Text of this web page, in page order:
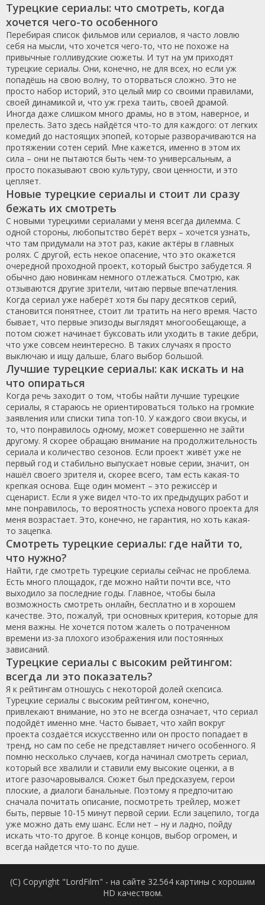
Турецкие сериалы: что смотреть, когда
хочется чего-то особенного
Перебирая список фильмов или сериалов, я часто ловлю
себя на мысли, что хочется чего-то, что не похоже на
привычные голливудские сюжеты. И тут на ум приходят
турецкие сериалы. Они, конечно, не для всех, но если уж
попадёшь на свою волну, то оторваться сложно. Это не
просто набор историй, это целый мир со своими правилами,
своей динамикой и, что уж греха таить, своей драмой.
Иногда даже слишком много драмы, но в этом, наверное, и
прелесть. Зато здесь найдётся что-то для каждого: от легких
комедий до настоящих эпопей, которые разворачиваются на
протяжении сотен серий. Мне кажется, именно в этом их
сила – они не пытаются быть чем-то универсальным, а
просто показывают свою культуру, свои ценности, и это
цепляет.
Новые турецкие сериалы и стоит ли сразу
бежать их смотреть
С новыми турецкими сериалами у меня всегда дилемма. С
одной стороны, любопытство берёт верх – хочется узнать,
что там придумали на этот раз, какие актёры в главных
ролях. С другой, есть некое опасение, что это окажется
очередной проходной проект, который быстро забудется. Я
обычно даю новинкам немного отлежаться. Смотрю, как
отзываются другие зрители, читаю первые впечатления.
Когда сериал уже наберёт хотя бы пару десятков серий,
становится понятнее, стоит ли тратить на него время. Часто
бывает, что первые эпизоды выглядят многообещающе, а
потом сюжет начинает буксовать или уходить в такие дебри,
что уже совсем неинтересно. В таких случаях я просто
выключаю и ищу дальше, благо выбор большой.
Лучшие турецкие сериалы: как искать и на
что опираться
Когда речь заходит о том, чтобы найти лучшие турецкие
сериалы, я стараюсь не ориентироваться только на громкие
заявления или списки типа топ-10. У каждого свои вкусы, и
то, что понравилось одному, может совершенно не зайти
другому. Я скорее обращаю внимание на продолжительность
сериала и количество сезонов. Если проект живёт уже не
первый год и стабильно выпускает новые серии, значит, он
нашёл своего зрителя и, скорее всего, там есть какая-то
крепкая основа. Еще один момент – это режиссёр и
сценарист. Если я уже видел что-то их предыдущих работ и
мне понравилось, то вероятность успеха нового проекта для
меня возрастает. Это, конечно, не гарантия, но хоть какая-
то зацепка.
Смотреть турецкие сериалы: где найти то,
что нужно?
Найти, где смотреть турецкие сериалы сейчас не проблема.
Есть много площадок, где можно найти почти все, что
выходило за последние годы. Главное, чтобы была
возможность смотреть онлайн, бесплатно и в хорошем
качестве. Это, пожалуй, три основных критерия, которые для
меня важны. Не хочется потом жалеть о потраченном
времени из-за плохого изображения или постоянных
зависаний.
Турецкие сериалы с высоким рейтингом:
всегда ли это показатель?
Я к рейтингам отношусь с некоторой долей скепсиса.
Турецкие сериалы с высоким рейтингом, конечно,
привлекают внимание, но это не всегда означает, что сериал
подойдёт именно мне. Часто бывает, что хайп вокруг
проекта создаётся искусственно или он просто попадает в
тренд, но сам по себе не представляет ничего особенного. Я
помню несколько случаев, когда начинал смотреть сериал,
который все хвалили и ставили ему высокие оценки, а в
итоге разочаровывался. Сюжет был предсказуем, герои
плоские, а диалоги банальные. Поэтому я предпочитаю
сначала почитать описание, посмотреть трейлер, может
быть, первые 10-15 минут первой серии. Если зацепило, тогда
уже можно дать ему шанс. Если нет – ну и ладно, пойду
искать что-то другое. В конце концов, выбор огромен, и
всегда найдется что-то по душе.
(C) Copyright "LordFilm" - на сайте 32.564 картины с хорошим
HD качеством.